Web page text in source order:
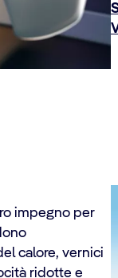
impegno per
calore, vernici
ridotte e